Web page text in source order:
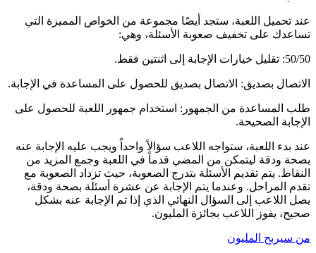
عند تحميل اللعبة، ستجد أيضًا مجموعة من الخواص المميزة التي
تساعدك على تخفيف صعوبة الأسئلة، وهي:
50/50: تقليل خيارات الإجابة إلى اثنتين فقط.
الاتصال بصديق: الاتصال بصديق للحصول على المساعدة في الإجابة.
طلب المساعدة من الجمهور: استخدام جمهور اللعبة للحصول على
الإجابة الصحيحة.
عند بدء اللعبة، ستواجه اللاعب سؤالاً واحداً ويجب عليه الإجابة عنه
بصحة ودقة ليتمكن من المضي قدماً في اللعبة وجمع المزيد من
النقاط. يتم تقديم الأسئلة بتدرج الصعوبة، حيث تزداد الصعوبة مع
تقدم المراحل. وعندما يتم الإجابة عن عشرة أسئلة بصحة ودقة،
يصل اللاعب إلى السؤال النهائي الذي إذا تم الإجابة عنه بشكل
صحيح، يفوز اللاعب بجائزة المليون.
من سيربح المليون